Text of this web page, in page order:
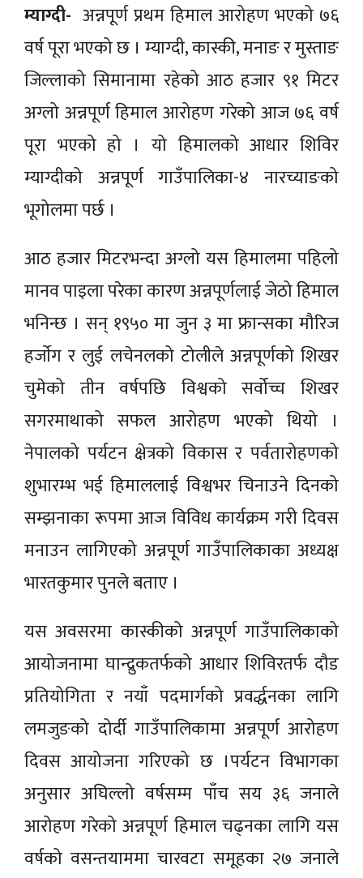
म्याग्दी- अन्नपूर्ण प्रथम हिमाल आरोहण भएको ७६
वर्ष पूरा भएको छ । म्याग्दी, कास्की, मनाङ र मुस्ताङ
जिल्लाको सिमानामा रहेको आठ हजार ९१ मिटर
अग्लो अन्नपूर्ण हिमाल आरोहण गरेको आज ७६ वर्ष
पूरा भएको हो । यो हिमालको आधार शिविर
म्याग्दीको अन्नपूर्ण गाउँपालिका-४ नारच्याङको
भूगोलमा पर्छ ।
आठ हजार मिटरभन्दा अग्लो यस हिमालमा पहिलो
मानव पाइला परेका कारण अन्नपूर्णलाई जेठो हिमाल
भनिन्छ । सन् १९५० मा जुन ३ मा फ्रान्सका मौरिज
हर्जाेग र लुई लचेनलको टोलीले अन्नपूर्णको शिखर
चुमेको तीन वर्षपछि विश्वको सर्वोच्च शिखर
सगरमाथाको सफल आरोहण भएको थियो ।
नेपालको पर्यटन क्षेत्रको विकास र पर्वतारोहणको
शुभारम्भ भई हिमाललाई विश्वभर चिनाउने दिनको
सम्झनाका रूपमा आज विविध कार्यक्रम गरी दिवस
मनाउन लागिएको अन्नपूर्ण गाउँपालिकाका अध्यक्ष
भारतकुमार पुनले बताए ।
यस अवसरमा कास्कीको अन्नपूर्ण गाउँपालिकाको
आयोजनामा घान्द्रुकतर्फको आधार शिविरतर्फ दौड
प्रतियोगिता र नयाँ पदमार्गको प्रवर्द्धनका लागि
लमजुङको दोर्दी गाउँपालिकामा अन्नपूर्ण आरोहण
दिवस आयोजना गरिएको छ ।पर्यटन विभागका
अनुसार अघिल्लो वर्षसम्म पाँच सय ३६ जनाले
आरोहण गरेको अन्नपूर्ण हिमाल चढ्नका लागि यस
वर्षको वसन्तयाममा चारवटा समूहका २७ जनाले